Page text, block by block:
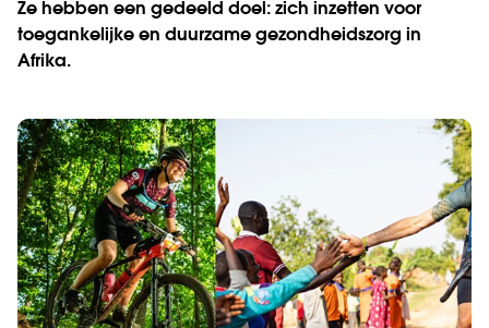
Ze hebben een gedeeld doel: zich inzetten voor
toegankelijke en duurzame gezondheidszorg in
Afrika.